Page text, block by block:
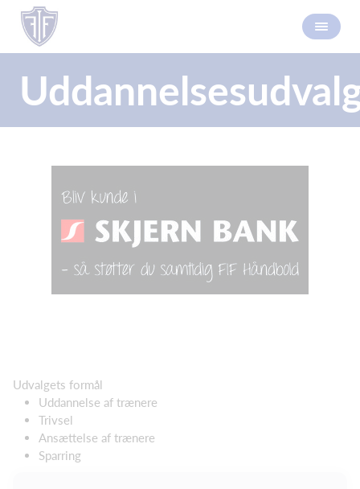
Udvalgets formål
Uddannelse af trænere
Trivsel
Ansættelse af trænere
Sparring